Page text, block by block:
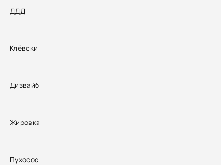
ДДД
Клёвски
Дизвайб
Жировка
Пухосос